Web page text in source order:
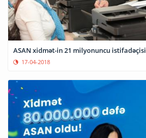
ASAN xidmət-in 21 milyonuncu istifadəçisi
17-04-2018